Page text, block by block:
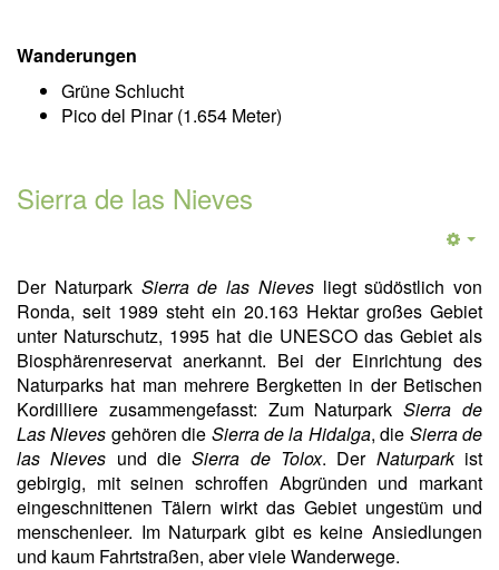
Wanderungen
Grüne Schlucht
Pico del Pinar (1.654 Meter)
Sierra de las Nieves
Der Naturpark Sierra de las Nievesliegt südöstlich von
Ronda, seit 1989 steht ein 20.163 Hektar großes Gebiet
unter Naturschutz, 1995 hat die UNESCO das Gebiet als
Biosphärenreservat anerkannt. Bei der Einrichtung des
Naturparks hat man mehrere Bergketten in der Betischen
Kordilliere zusammengefasst: Zum NaturparkSierra de
Las Nieves gehören die Sierra de la Hidalga, die Sierra de
las Nieves und dieSierra de Tolox. Der Naturparkist
gebirgig, mit seinen schroffen Abgründen und markant
eingeschnittenen Tälern wirkt das Gebiet ungestüm und
menschenleer. Im Naturpark gibt es keine Ansiedlungen
und kaum Fahrtstraßen, aber viele Wanderwege.